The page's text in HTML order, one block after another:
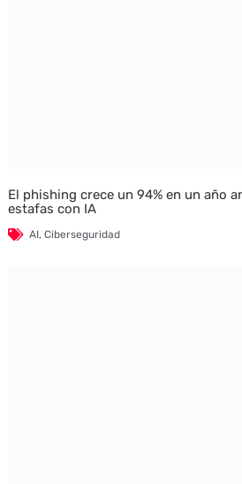
El phishing crece un 94% en un año
estafas con IA
AI, Ciberseguridad